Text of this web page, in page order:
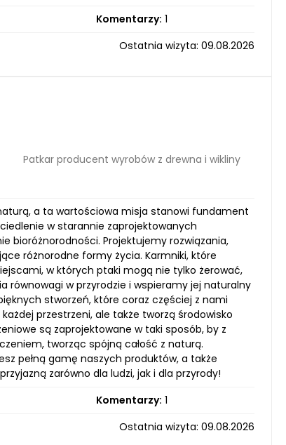
Komentarzy: 1
Ostatnia wizyta: 09.08.2026
Patkar producent wyrobów z drewna i wikliny
a ta wartościowa misja stanowi fundament
w starannie zaprojektowanych
bioróżnorodności. Projektujemy rozwiązania,
różnorodne formy życia. Karmniki, które
w których ptaki mogą nie tylko żerować,
równowagi w przyrodzie i wspieramy jej naturalny
stworzeń, które coraz częściej z nami
przestrzeni, ale także tworzą środowisko
są zaprojektowane w taki sposób, by z
tworząc spójną całość z naturą.
pełną gamę naszych produktów, a także
zarówno dla ludzi, jak i dla przyrody!
Komentarzy: 1
Ostatnia wizyta: 09.08.2026